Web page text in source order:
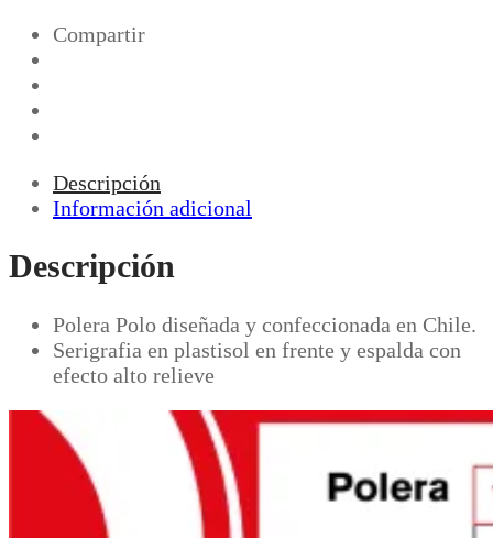
Compartir
Descripción
Información adicional
Descripción
Polera Polo diseñada y confeccionada en Chile.
Serigrafia en plastisol en frente y espalda con
efecto alto relieve